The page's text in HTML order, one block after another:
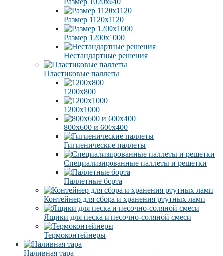
Размер 1020х640
Размер 1120х1120
Размер 1200х1000
Нестандартные решения
Пластиковые паллеты
1200х800
1200х1000
800х600 и 600х400
Гигиенические паллеты
Специализированные паллеты и решетки
Паллетные борта
Контейнер для сбора и хранения ртутных ламп
Ящики для песка и песочно-соляной смеси
Термоконтейнеры
Наливная тара